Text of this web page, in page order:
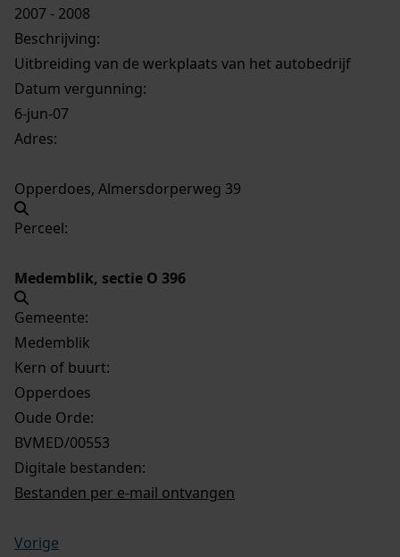
2007 - 2008
Beschrijving:
Uitbreiding van de werkplaats van het autobedrijf
Datum vergunning:
6-jun-07
Adres:
Opperdoes, Almersdorperweg 39
Perceel:
Medemblik, sectie O 396
Gemeente:
Medemblik
Kern of buurt:
Opperdoes
Oude Orde:
BVMED/00553
Digitale bestanden:
Bestanden per e-mail ontvangen
Vorige